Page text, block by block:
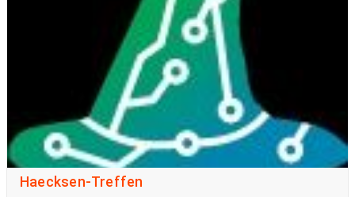
Haecksen-Treffen